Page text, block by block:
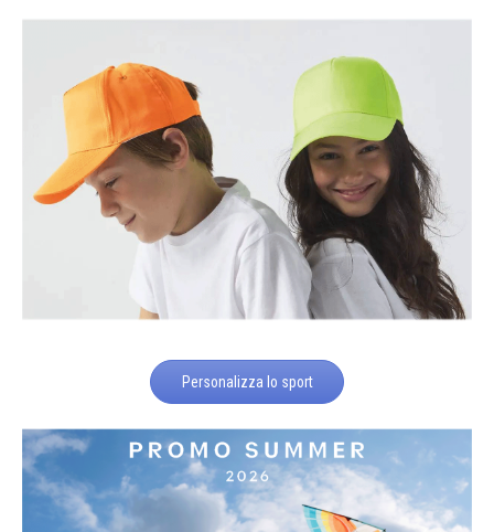
Personalizza lo sport